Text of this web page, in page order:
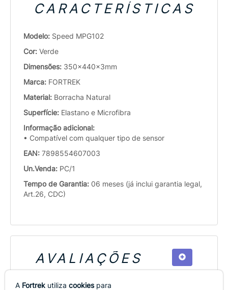
CARACTERÍSTICAS
Modelo: Speed MPG102
Cor: Verde
Dimensões: 350x440x3mm
Marca: FORTREK
Material: Borracha Natural
Superfície: Elastano e Microfibra
Informação adicional:
• Compatível com qualquer tipo de sensor
EAN: 7898554607003
Un.Venda: PC/1
Tempo de Garantia: 06 meses (já inclui garantia legal,
Art.26, CDC)
AVALIAÇÕES
A Fortrek utiliza cookiespara